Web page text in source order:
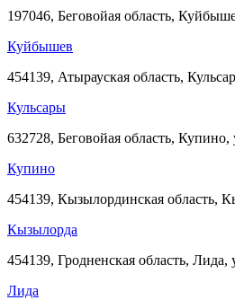
197046, Беговойая область,
Куйбышев
454139, Атырауская область,
Кульсары
632728, Беговойая область,
Купино
454139, Кызылординская область,
Кызылорда
454139, Гродненская область, Лида,
Лида